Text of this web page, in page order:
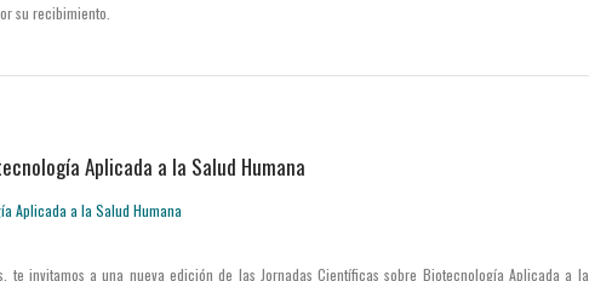
su recibimiento.
Aplicada a la Salud Humana
te invitamos a una nueva edición de las Jornadas Científicas sobre Biotecnología Aplicada a la